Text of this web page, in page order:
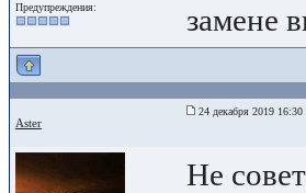
Предупреждения:
замене
Aster
24 декабря 2019 16:30
Не